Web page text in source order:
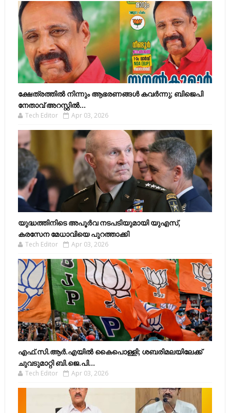
ക്ഷേത്രത്തിൽ നിന്നും ആഭരണങ്ങൾ കവർന്നു; ബിജെപി
നേതാവ് അറസ്റ്റിൽ...
Tech Editor Apr 03, 2026
യുദ്ധത്തിനിടെ അപൂർവ നടപടിയുമായി യുഎസ്,
കരസേന മേധാവിയെ പുറത്താക്കി
Tech Editor Apr 03, 2026
എഫ്​.സി.ആർ.എയിൽ കൈപൊള്ളി; ശബരിമലയിലേക്ക്​
ചുവടുമാറ്റി ബി.ജെ.പി...
Tech Editor Apr 03, 2026